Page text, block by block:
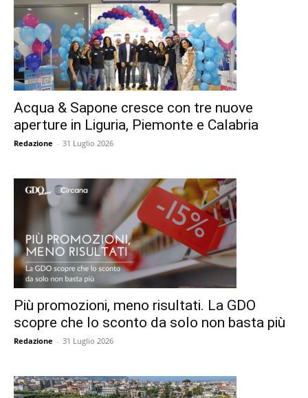
Acqua & Sapone cresce con tre nuove
aperture in Liguria, Piemonte e Calabria
Redazione - 31 Luglio 2026
Più promozioni, meno risultati. La GDO
scopre che lo sconto da solo non basta più
Redazione - 31 Luglio 2026